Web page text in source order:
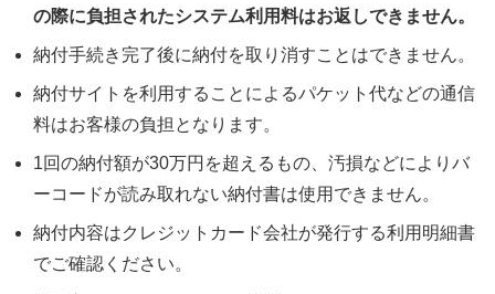
の際に負担されたシステム利用料はお返しできません。
納付手続き完了後に納付を取り消すことはできません。
納付サイトを利用することによるパケット代などの通信
料はお客様の負担となります。
1回の納付額が30万円を超えるもの、汚損などによりバ
ーコードが読み取れない納付書は使用できません。
納付内容はクレジットカード会社が発行する利用明細書
でご確認ください。